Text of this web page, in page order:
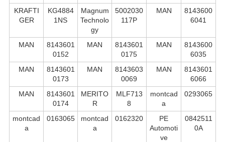
KRAFTI
GER
KG4884
1NS
Magnum
Technolo
gy
5002030
117P
MAN
8143600
6041
MAN
8143601
0152
MAN
8143601
0175
MAN
8143600
6035
MAN
8143601
0173
MAN
8143603
0069
MAN
8143601
6066
MAN
8143601
0174
MERITO
R
MLF713
8
montcad
a
0293065
montcad
a
0163065
montcad
a
0162320
PE
Automoti
ve
0842511
0A